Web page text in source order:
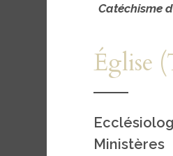
Catéchisme
Église
Ministères